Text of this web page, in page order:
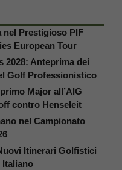
nel Prestigioso PIF
European Tour
2028: Anteprima dei
Golf Professionistico
Major all’AIG
contro Henseleit
nel Campionato
Itinerari Golfistici
Italiano